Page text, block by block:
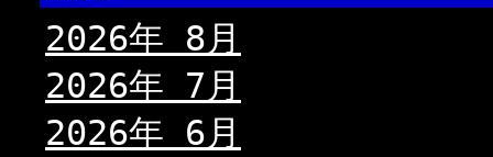
2026年 8月
2026年 7月
2026年 6月